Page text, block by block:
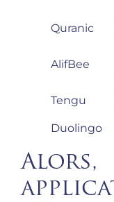
Quranic
AlifBee
Tengu
Duolingo